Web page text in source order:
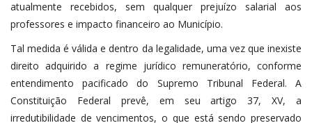
atualmente recebidos, sem qualquer prejuízo salarial aos
professores e impacto financeiro ao Município.
Tal medida é válida e dentro da legalidade, uma vez que inexiste
direito adquirido a regime jurídico remuneratório, conforme
entendimento pacificado do Supremo Tribunal Federal. A
Constituição Federal prevê, em seu artigo 37, XV, a
irredutibilidade de vencimentos, o que está sendo preservado